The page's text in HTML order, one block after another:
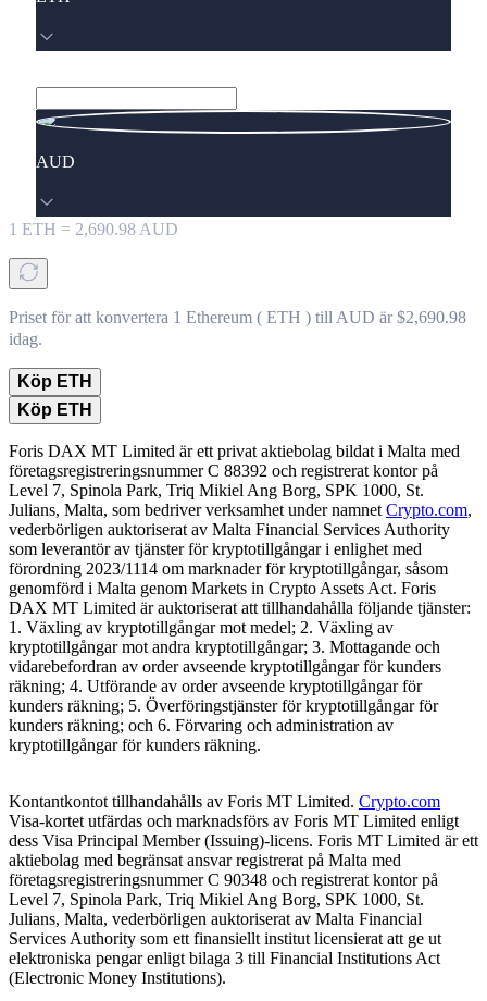
AUD
1 ETH = 2,690.98 AUD
Priset för att konvertera 1 Ethereum ( ETH ) till AUD är $2,690.98
idag.
Köp ETH
Köp ETH
Foris DAX MT Limited är ett privat aktiebolag bildat i Malta med
företagsregistreringsnummer C 88392 och registrerat kontor på
Level 7, Spinola Park, Triq Mikiel Ang Borg, SPK 1000, St.
Julians, Malta, som bedriver verksamhet under namnet Crypto.com,
vederbörligen auktoriserat av Malta Financial Services Authority
som leverantör av tjänster för kryptotillgångar i enlighet med
förordning 2023/1114 om marknader för kryptotillgångar, såsom
genomförd i Malta genom Markets in Crypto Assets Act. Foris
DAX MT Limited är auktoriserat att tillhandahålla följande tjänster:
1. Växling av kryptotillgångar mot medel; 2. Växling av
kryptotillgångar mot andra kryptotillgångar; 3. Mottagande och
vidarebefordran av order avseende kryptotillgångar för kunders
räkning; 4. Utförande av order avseende kryptotillgångar för
kunders räkning; 5. Överföringstjänster för kryptotillgångar för
kunders räkning; och 6. Förvaring och administration av
kryptotillgångar för kunders räkning.
Kontantkontot tillhandahålls av Foris MT Limited. Crypto.com
Visa-kortet utfärdas och marknadsförs av Foris MT Limited enligt
dess Visa Principal Member (Issuing)-licens. Foris MT Limited är ett
aktiebolag med begränsat ansvar registrerat på Malta med
företagsregistreringsnummer C 90348 och registrerat kontor på
Level 7, Spinola Park, Triq Mikiel Ang Borg, SPK 1000, St.
Julians, Malta, vederbörligen auktoriserat av Malta Financial
Services Authority som ett finansiellt institut licensierat att ge ut
elektroniska pengar enligt bilaga 3 till Financial Institutions Act
(Electronic Money Institutions).